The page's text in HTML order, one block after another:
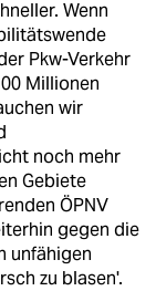
Wenn
Pkw-Verkehr
Millionen
wir
noch mehr
Gebiete
ÖPNV
gegen die
unfähigen
zu blasen'.